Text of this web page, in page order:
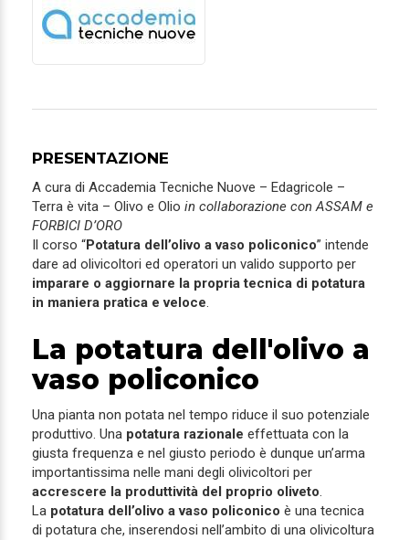
PRESENTAZIONE
A cura di Accademia Tecniche Nuove – Edagricole –
Terra è vita – Olivo e Olio in collaborazione con ASSAM e
FORBICI D’ORO
Il corso “Potatura dell’olivo a vaso policonico” intende
dare ad olivicoltori ed operatori un valido supporto per
imparare o aggiornare la propria tecnica di potatura
in maniera pratica e veloce.
La potatura dell'olivo a
vaso policonico
Una pianta non potata nel tempo riduce il suo potenziale
produttivo. Una potatura razionale effettuata con la
giusta frequenza e nel giusto periodo è dunque un’arma
importantissima nelle mani degli olivicoltori per
accrescere la produttività del proprio oliveto.
La potatura dell’olivo a vaso policonico è una tecnica
di potatura che, inserendosi nell’ambito di una olivicoltura